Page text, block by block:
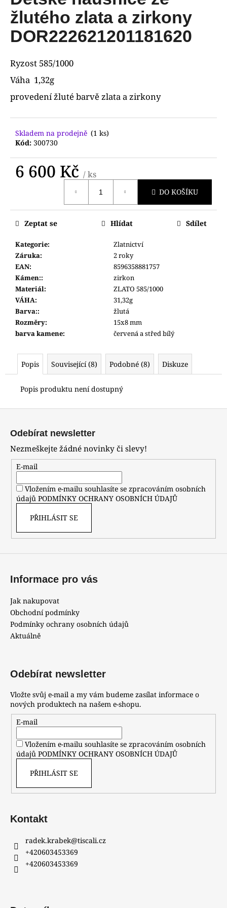
0,0
z
5
hvězdiček.
žlutého zlata a zirkony
DOR222621201181620
Ryzost 585/1000
Váha 1,32g
provedení žluté barvě zlata a zirkony
Skladem na prodejně (1 ks)
Kód: 300730
6 600 Kč / ks
DO KOŠÍKU
Kategorie:
Zlatnictví
Záruka:
2 roky
EAN:
8596358881757
Kámen::
zirkon
Materiál:
ZLATO 585/1000
VÁHA:
31,32g
Barva::
žlutá
Rozměry:
15x8 mm
barva kamene: červená a střed bílý
Zeptat se Hlídat Sdílet
Popis Související (8) Podobné (8) Diskuze
Popis produktu není dostupný
a
j
í
?
HLEDAT
o
u
e
m
e
HODINKY
ORIENT
RABA0002E30B
290
Odebírat newsletter
Nezmeškejte žádné novinky či slevy!
E-mail
Vložením e-mailu souhlasíte se zpracováním osobních
údajů PODMÍNKY OCHRANY OSOBNÍCH ÚDAJŮ
PŘIHLÁSIT SE
Informace pro vás
Jak nakupovat
Obchodní podmínky
Podmínky ochrany osobních údajů
Aktuálně
Odebírat newsletter
Vložte svůj e-mail a my vám budeme zasílat informace o
nových produktech na našem e-shopu.
E-mail
Vložením e-mailu souhlasíte se zpracováním osobních
údajů PODMÍNKY OCHRANY OSOBNÍCH ÚDAJŮ
PŘIHLÁSIT SE
Kontakt
radek.krabek@tiscali.cz
+420603453369
+420603453369